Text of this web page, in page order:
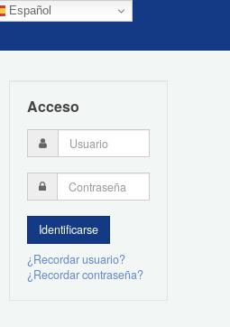
Español
Acceso
¿Recordar usuario?
¿Recordar contraseña?